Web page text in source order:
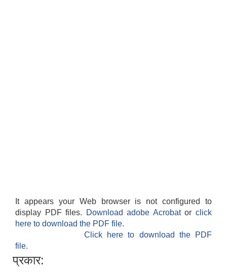
It appears your Web browser is not configured to
display PDF files.
Download adobe Acrobatorclick
here to download the PDF file.
Click here to download the PDF
file.
प्रकार: